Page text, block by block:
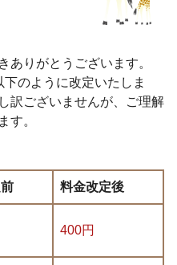
ありがとうございます。
のように改定いたしま
訳ございませんが、ご理解
す。
料金改定後
400円